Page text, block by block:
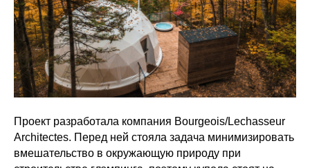
Проект разработала компания Bourgeois/Lechasseur
Architectes. Перед ней стояла задача минимизировать
вмешательство в окружающую природу при